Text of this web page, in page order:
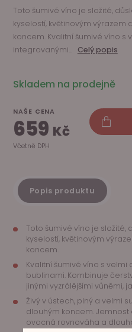
Toto šumivé víno je složité,
kyselostí, květinovým výrazem
koncem. Kvalitní šumivé víno s
integrovanými... Celý popis
Skladem na prodejně
NAŠE CENA
659 Kč
Včetně DPH
Popis produktu
Toto šumivé víno je složité,
kyselostí, květinovým
koncem.
Kvalitní šumivé víno s
bublinami. Kombinuje
jinými vyzrálějšími vůněmi,
Živý v ústech, plný a velmi
dlouhým koncem.
ovocná rovnováha a